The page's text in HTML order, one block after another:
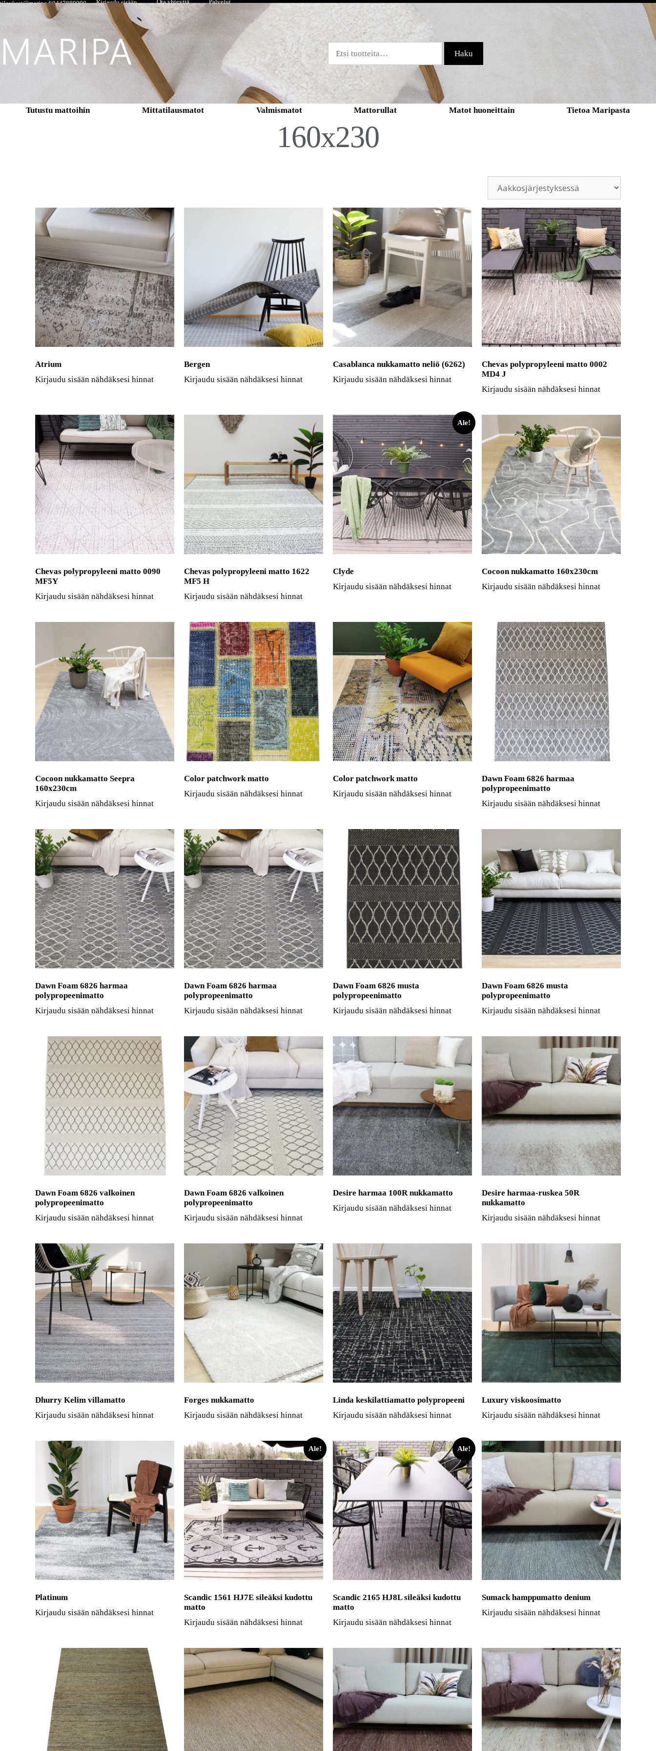
tilaukset@maripa.fi0447889990 Kirjaudu sisään Ota yhteyttä Palvelut
Haku
Tutustu mattoihin Mittatilausmatot Valmismatot Mattorullat Matot huoneittain Tietoa Maripasta
160x230
Atrium
Kirjaudu sisään nähdäksesi hinnat
Bergen
Kirjaudu sisään nähdäksesi hinnat
Casablanca nukkamatto neliö (6262)
Kirjaudu sisään nähdäksesi hinnat
Chevas polypropyleeni matto 0002
MD4 J
Kirjaudu sisään nähdäksesi hinnat
Chevas polypropyleeni matto 0090
MF5Y
Kirjaudu sisään nähdäksesi hinnat
Chevas polypropyleeni matto 1622
MF5 H
Kirjaudu sisään nähdäksesi hinnat
Ale!
Clyde
Kirjaudu sisään nähdäksesi hinnat
Cocoon nukkamatto 160x230cm
Kirjaudu sisään nähdäksesi hinnat
Cocoon nukkamatto Seepra
160x230cm
Kirjaudu sisään nähdäksesi hinnat
Color patchwork matto
Kirjaudu sisään nähdäksesi hinnat
Color patchwork matto
Kirjaudu sisään nähdäksesi hinnat
Dawn Foam 6826 harmaa
polypropeenimatto
Kirjaudu sisään nähdäksesi hinnat
Dawn Foam 6826 harmaa
polypropeenimatto
Kirjaudu sisään nähdäksesi hinnat
Dawn Foam 6826 harmaa
polypropeenimatto
Kirjaudu sisään nähdäksesi hinnat
Dawn Foam 6826 musta
polypropeenimatto
Kirjaudu sisään nähdäksesi hinnat
Dawn Foam 6826 musta
polypropeenimatto
Kirjaudu sisään nähdäksesi hinnat
Dawn Foam 6826 valkoinen
polypropeenimatto
Kirjaudu sisään nähdäksesi hinnat
Dawn Foam 6826 valkoinen
polypropeenimatto
Kirjaudu sisään nähdäksesi hinnat
Desire harmaa 100R nukkamatto
Kirjaudu sisään nähdäksesi hinnat
Desire harmaa-ruskea 50R
nukkamatto
Kirjaudu sisään nähdäksesi hinnat
Dhurry Kelim villamatto
Kirjaudu sisään nähdäksesi hinnat
Forges nukkamatto
Kirjaudu sisään nähdäksesi hinnat
Linda keskilattiamatto polypropeeni
Kirjaudu sisään nähdäksesi hinnat
Luxury viskoosimatto
Kirjaudu sisään nähdäksesi hinnat
Platinum
Kirjaudu sisään nähdäksesi hinnat
Ale!
Scandic 1561 HJ7E sileäksi kudottu
matto
Kirjaudu sisään nähdäksesi hinnat
Ale!
Scandic 2165 HJ8L sileäksi kudottu
matto
Kirjaudu sisään nähdäksesi hinnat
Sumack hamppumatto denium
Kirjaudu sisään nähdäksesi hinnat